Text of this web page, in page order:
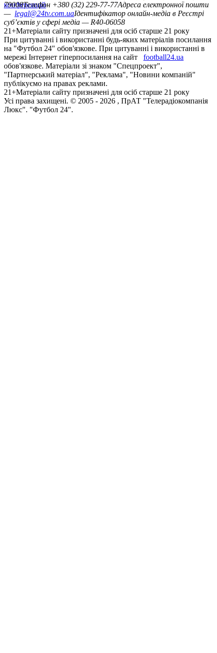
конференцій
79008Телефон +380 (32) 229-77-77Адреса електронної пошти
— legal@24tv.com.uaІдентифікатор онлайн-медіа в Реєстрі
суб’єктів у сфері медіа — R40-06058
21+Матеріали сайту призначені для осіб старше 21 року
При цитуванні і використанні будь-яких матеріалів посилання
на "Футбол 24" обов'язкове. При цитуванні і використанні в
мережі Інтернет гіперпосилання на сайт
football24.ua
обов'язкове. Матеріали зі знаком "Спецпроект",
"Партнерський матеріал", "Реклама", "Новини компаній"
публікуємо на правах реклами.
21+Матеріали сайту призначені для осіб старше 21 року
Усi права захищенi. © 2005 - 2026 , ПрАТ "Телерадіокомпанія
Люкс". "Футбол 24".